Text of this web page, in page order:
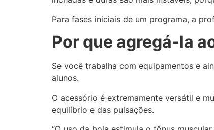
Para fases iniciais de um programa, a
Por que agregá-la
Se você trabalha com equipamentos e
alunos.
O acessório é extremamente versátil e
equilíbrio e das pulsações.